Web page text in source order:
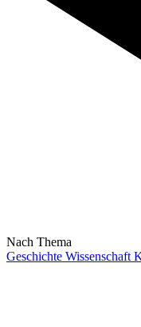
Nach Thema
Geschichte Wissenschaft